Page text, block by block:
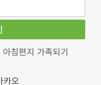
아침편지 가족되기